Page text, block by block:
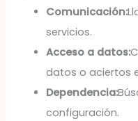
Comunicación:
servicios.
Acceso a datos:
datos o aciertos
Dependencia:
configuración.